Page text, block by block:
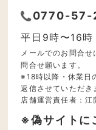
0770-57-
平日9時〜16
メールでのお問合せ
問合せ願います。
※18時以降・休業日
返信させていただき
店舗運営責任者：江
※偽サイトに